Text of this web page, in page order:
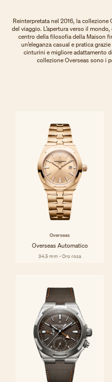
Reinterpretata nel 2016, la
del viaggio. L’apertura verso il
centro della filosofia della Maison
un’eleganza casual e pratica
cinturini e migliore adattamento
collezione Overseas sono i
Overseas
Overseas Automatico
34,5 mm - Oro rosa